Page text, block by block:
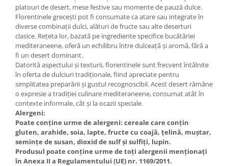
platouri de desert, mese festive sau momente de pauză dulce.
Florentinele grecești pot fi consumate ca atare sau integrate în
diverse combinații dulci, alături de fructe sau alte deserturi
clasice. Rețeta lor, bazată pe ingrediente specifice bucătăriei
mediteraneene, oferă un echilibru între dulceață și aromă, fără a
fi un desert dominant.
Datorită aspectului și texturii, florentinele sunt frecvent întâlnite
în oferta de dulciuri tradiționale, fiind apreciate pentru
simplitatea preparării și gustul recognoscibil. Acest desert rămâne
o expresie a tradiției culinare mediteraneene, consumat atât în
contexte informale, cât și la ocazii speciale.
Alergeni:
Poate conține urme de alergeni: cereale care conțin
gluten, arahide, soia, lapte, fructe cu coajă, țelină, muștar,
semințe de susan, dioxid de sulf și sulfiți, lupin.
Produsul poate conține urme de toți alergenii menționați
în Anexa II a Regulamentului (UE) nr. 1169/2011.